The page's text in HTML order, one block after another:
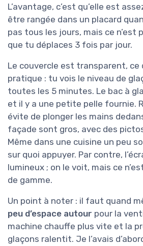
L’avantage, c’est qu’elle est
être rangée dans un placard
pas tous les jours, mais ce n’est
que tu déplaces 3 fois par jour.
Le couvercle est transparent,
pratique : tu vois le niveau de
toutes les 5 minutes. Le bac à
et il y a une petite pelle fournie.
évite de plonger les mains
façade sont gros, avec des
Même dans une cuisine un peu
sur quoi appuyer. Par contre,
lumineux ; on le voit, mais ce
de gamme.
Un point à noter : il faut quand
peu d’espace autour pour la
machine chauffe plus vite et la
glaçons ralentit. Je l’avais